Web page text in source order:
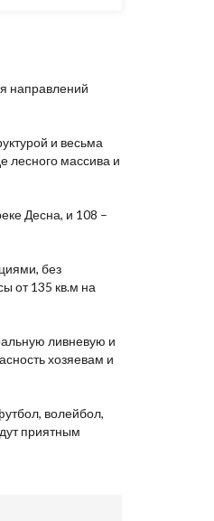
направлений
и весьма
лесного массива и
Десна, и 108 –
без
от 135 кв.м на
ливневую и
хозяевам и
волейбол,
приятным